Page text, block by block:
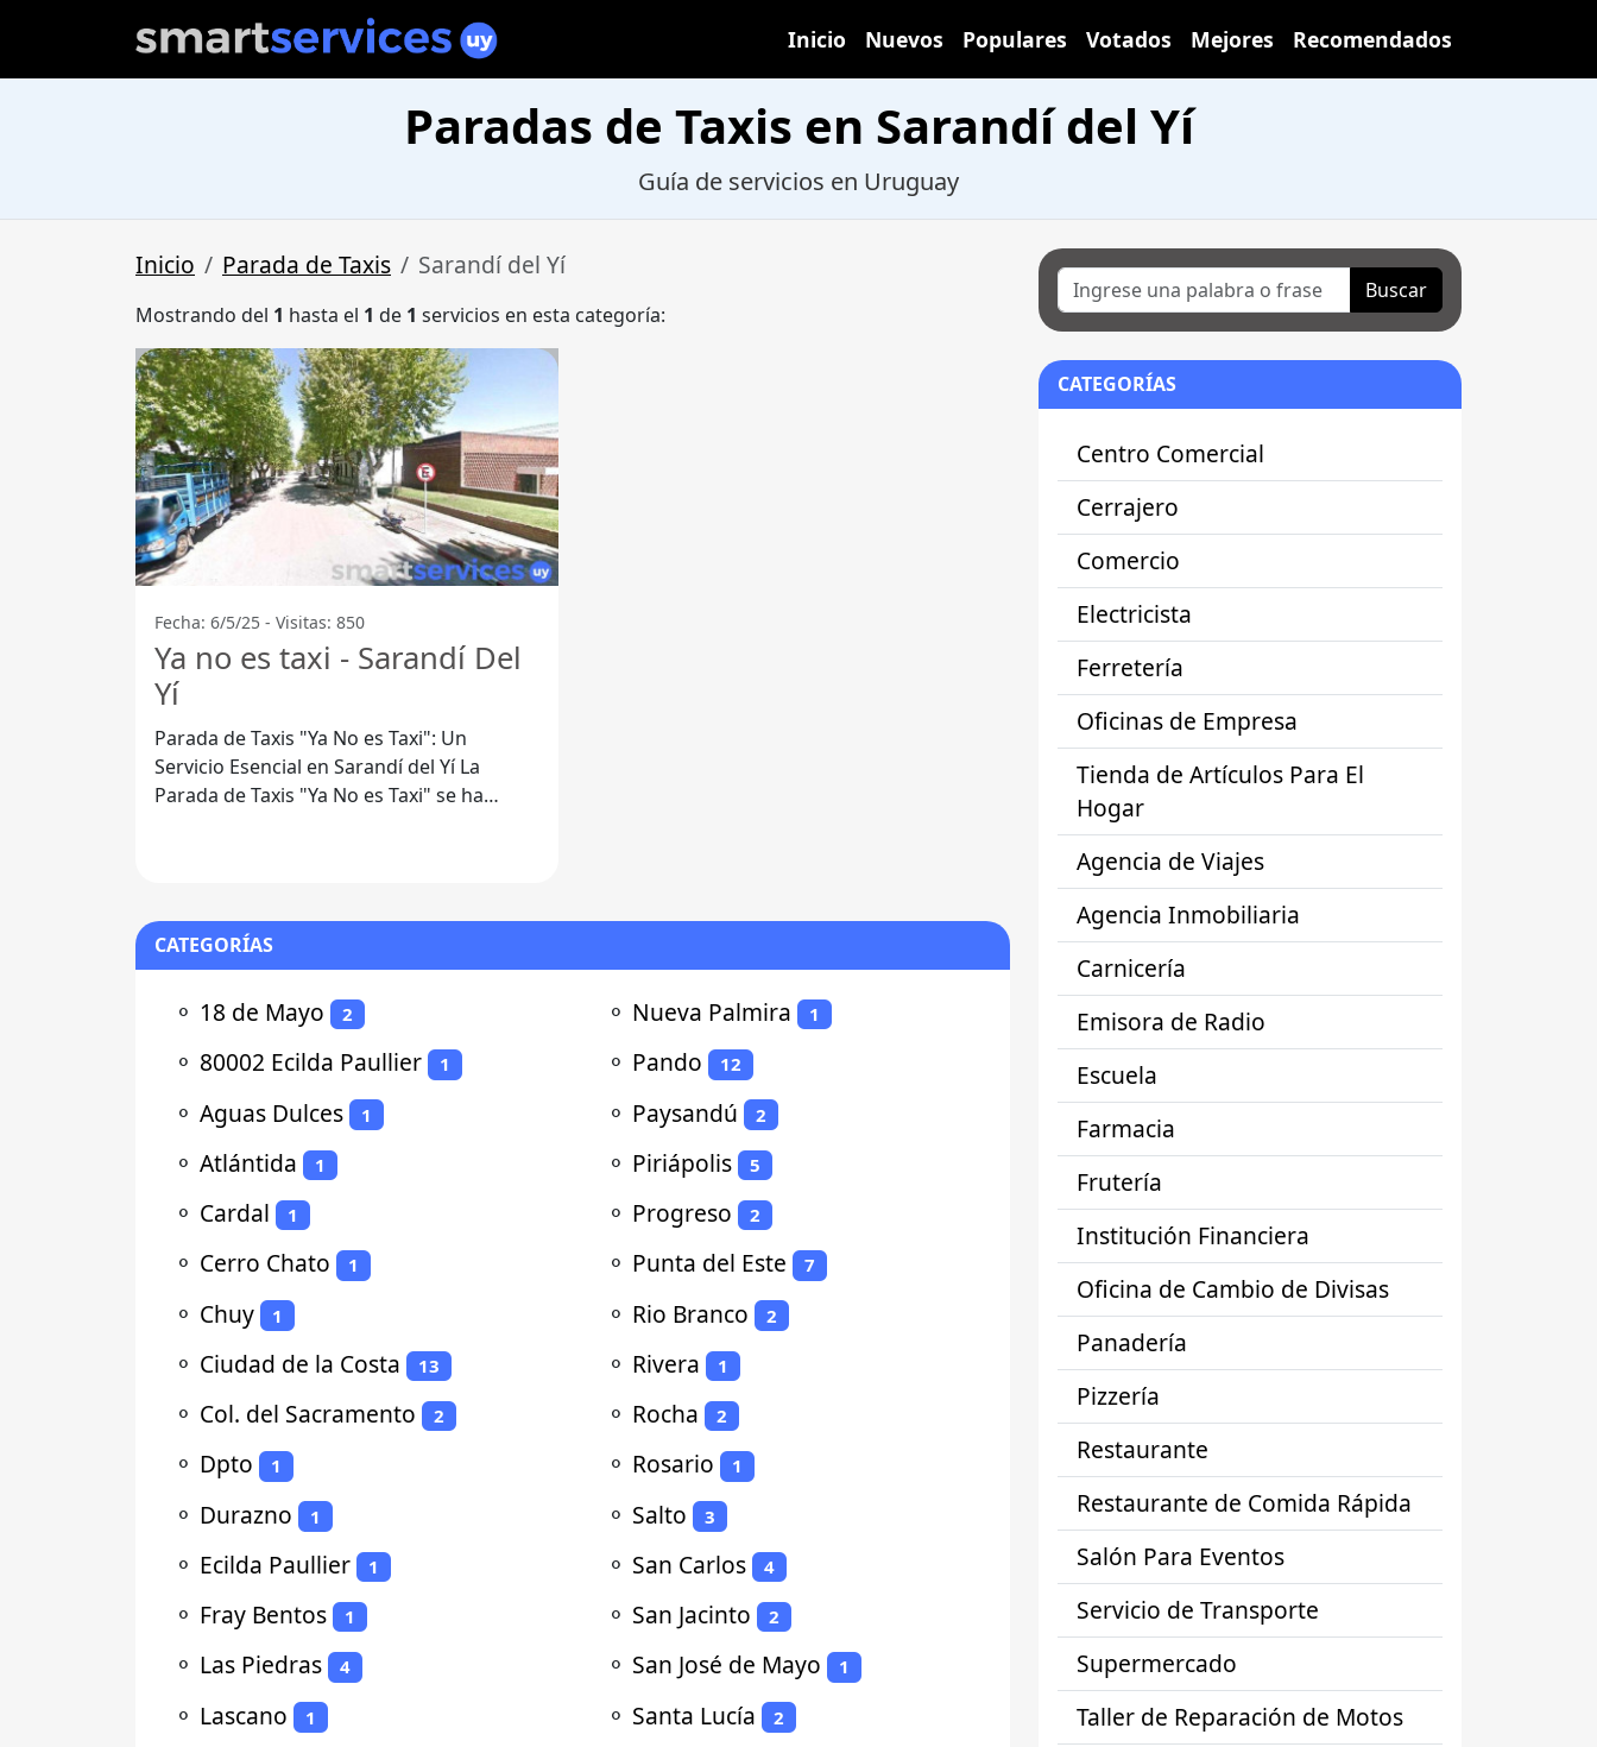
Inicio Nuevos Populares Votados Mejores Recomendados
Paradas de Taxis en Sarandí del Yí
Guía de servicios en Uruguay
Inicio Parada de Taxis Sarandí del Yí
Mostrando del 1 hasta el 1 de 1 servicios en esta categoría:
Fecha: 6/5/25 - Visitas: 850
Ya no es taxi - Sarandí Del
Yí
Parada de Taxis "Ya No es Taxi": Un
Servicio Esencial en Sarandí del Yí La
Parada de Taxis "Ya No es Taxi" se ha
CATEGORÍAS
⚬ 18 de Mayo 2
⚬ 80002 Ecilda Paullier 1
⚬ Aguas Dulces 1
⚬ Atlántida 1
⚬ Cardal 1
⚬ Cerro Chato 1
⚬ Chuy 1
⚬ Ciudad de la Costa 13
⚬ Col. del Sacramento 2
⚬ Dpto 1
⚬ Durazno 1
⚬ Ecilda Paullier 1
⚬ Fray Bentos 1
⚬ Las Piedras 4
⚬ Lascano 1
⚬ Nueva Palmira 1
⚬ Pando 12
⚬ Paysandú 2
⚬ Piriápolis 5
⚬ Progreso 2
⚬ Punta del Este 7
⚬ Rio Branco 2
⚬ Rivera 1
⚬ Rocha 2
⚬ Rosario 1
⚬ Salto 3
⚬ San Carlos 4
⚬ San Jacinto 2
⚬ San José de Mayo 1
⚬ Santa Lucía 2
Buscar
CATEGORÍAS
Centro Comercial
Cerrajero
Comercio
Electricista
Ferretería
Oficinas de Empresa
Tienda de Artículos Para El
Hogar
Agencia de Viajes
Agencia Inmobiliaria
Carnicería
Emisora de Radio
Escuela
Farmacia
Frutería
Institución Financiera
Oficina de Cambio de Divisas
Panadería
Pizzería
Restaurante
Restaurante de Comida Rápida
Salón Para Eventos
Servicio de Transporte
Supermercado
Taller de Reparación de Motos